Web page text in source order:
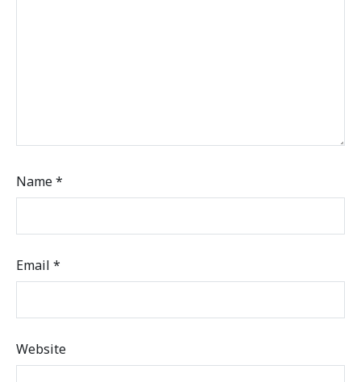
Name*
Email *
Website